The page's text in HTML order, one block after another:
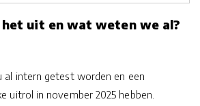
uit en wat weten we al?
al intern getest worden en een
uitrol in november 2025 hebben.